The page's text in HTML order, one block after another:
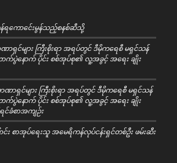
ကောင်ေးမွန်သည့်စနစ်ဆီသို့
ရှင်များ ကြီးစိုးရာ အရပ်တွင် ဒီမိုကရေစီ မရှင်သန်
က်ပွဲနောက် ပိုင်း စစ်အုပ်စု၏ လူ့အခွင့် အရေး ချိုး
ာရှင်များ ကြီးစိုးရာ အရပ်တွင် ဒီမိုကရေစီ မရှင်သန်
က်ပွဲနောက် ပိုင်း စစ်အုပ်စု၏ လူ့အခွင့် အရေး ချိုး
ခံစာအကျဉ်း
း စာအုပ်ရေးသူ အမေရိကန်လုပ်ငန်းရှင်တစ်ဦး ဖမ်းဆီး